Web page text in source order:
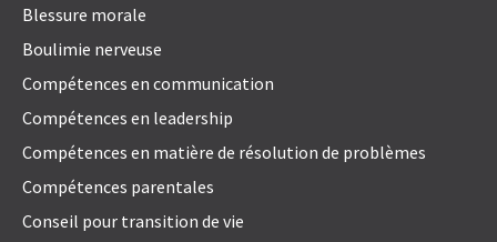
Blessure morale
Boulimie nerveuse
Compétences en communication
Compétences en leadership
Compétences en matière de résolution de problèmes
Compétences parentales
Conseil pour transition de vie